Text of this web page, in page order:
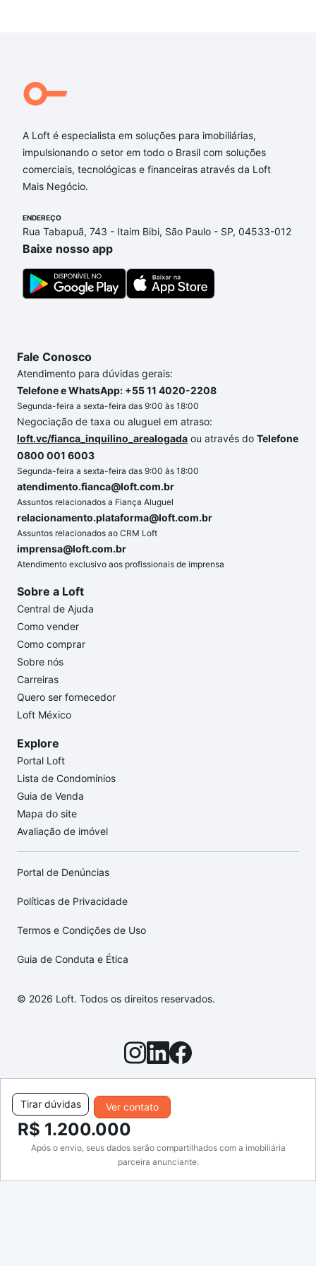
Ver contato
Tirar dúvidas
R$ 1.200.000
Após o envio, seus dados serão compartilhados com a imobiliária
parceira anunciante.
A Loft é especialista em soluções para imobiliárias,
impulsionando o setor em todo o Brasil com soluções
comerciais, tecnológicas e financeiras através da Loft
Mais Negócio.
ENDEREÇO
Rua Tabapuã, 743 - Itaim Bibi, São Paulo - SP, 04533-012
Baixe nosso app
Fale Conosco
Atendimento para dúvidas gerais:
Telefone e WhatsApp: +55 11 4020-2208
Segunda-feira a sexta-feira das 9:00 às 18:00
Negociação de taxa ou aluguel em atraso:
loft.vc/fianca_inquilino_arealogada ou através do Telefone
0800 001 6003
Segunda-feira a sexta-feira das 9:00 às 18:00
atendimento.fianca@loft.com.br
Assuntos relacionados a Fiança Aluguel
relacionamento.plataforma@loft.com.br
Assuntos relacionados ao CRM Loft
imprensa@loft.com.br
Atendimento exclusivo aos profissionais de imprensa
Sobre a Loft
Central de Ajuda
Como vender
Como comprar
Sobre nós
Carreiras
Quero ser fornecedor
Loft México
Explore
Portal Loft
Lista de Condomínios
Guia de Venda
Mapa do site
Avaliação de imóvel
Portal de Denúncias
Políticas de Privacidade
Termos e Condições de Uso
Guia de Conduta e Ética
© 2026 Loft. Todos os direitos reservados.